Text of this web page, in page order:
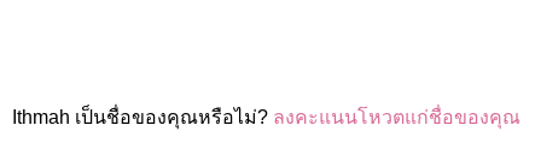
Ithmah เป็นชื่อของคุณหรือไม่? ลงคะแนนโหวตแก่ชื่อของคุณ